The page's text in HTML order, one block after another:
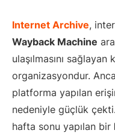
Internet Archive,
Wayback Machine
ulaşılmasını
organizasyondur.
platforma yapılan
nedeniyle güçlük
hafta sonu yapılan bir